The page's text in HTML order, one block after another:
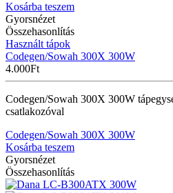
Kosárba teszem
Gyorsnézet
Összehasonlítás
Használt tápok
Codegen/Sowah 300X 300W
4.000Ft
Codegen/Sowah 300X 300W
csatlakozóval
Codegen/Sowah 300X 300W
Kosárba teszem
Gyorsnézet
Összehasonlítás